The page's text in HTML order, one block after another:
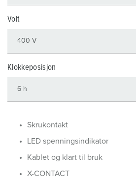
Volt
Klokkeposisjon
Skrukontakt
LED spenningsindikator
Kablet og klart til bruk
X-CONTACT